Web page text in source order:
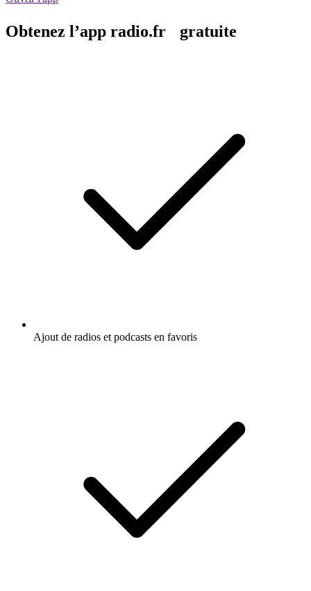
Obtenez l’app radio.fr gratuite
Ajout de radios et podcasts en favoris